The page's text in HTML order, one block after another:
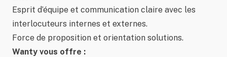
Esprit d’équipe et communication claire avec les
interlocuteurs internes et externes.
Force de proposition et orientation solutions.
Wanty vous offre :